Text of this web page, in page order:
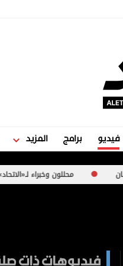
فيديو برامج المزيد
محللون وخبراء لـ«الاتحاد»: هجمات
فيديوهات ذات